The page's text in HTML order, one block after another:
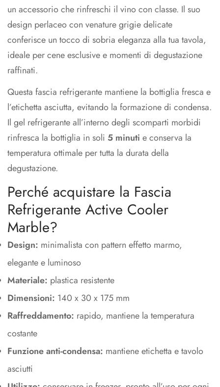
un accessorio che rinfreschi il vino con classe. Il suo
design perlaceo con venature grigie delicate
conferisce un tocco di sobria eleganza alla tua tavola,
ideale per cene esclusive e momenti di degustazione
raffinati.
Questa fascia refrigerante mantiene la bottiglia fresca e
l’etichetta asciutta, evitando la formazione di condensa.
Il gel refrigerante all’interno degli scomparti morbidi
rinfresca la bottiglia in soli 5 minuti e conserva la
temperatura ottimale per tutta la durata della
degustazione.
Perché acquistare la Fascia
Refrigerante Active Cooler
Marble?
Design: minimalista con pattern effetto marmo,
elegante e luminoso
Materiale: plastica resistente
Dimensioni: 140 x 30 x 175 mm
Raffreddamento: rapido, mantiene la temperatura
costante
Funzione anti-condensa: mantiene etichetta e tavolo
asciutti